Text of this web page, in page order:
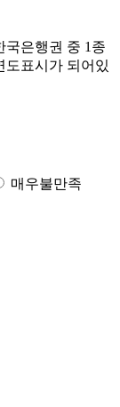
국은행권 중 1종
도표시가 되어있
매우불만족